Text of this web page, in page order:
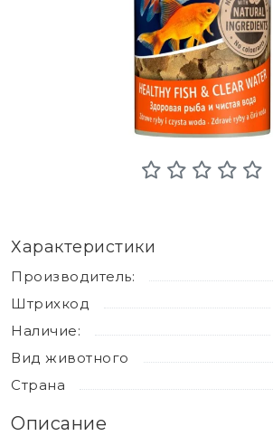
Характеристики
Производитель:
Штрихкод
Наличие:
Вид животного
Страна
Описание